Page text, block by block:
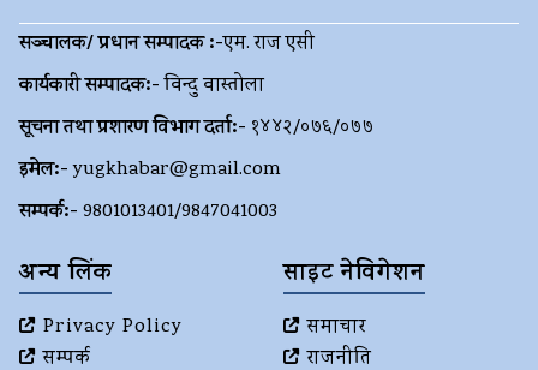
सञ्चालक/ प्रधान सम्पादक :-एम. राज एसी
कार्यकारी सम्पादक:-विन्दु वास्तोला
सूचना तथा प्रशारण विभाग दर्ता:- १४४२/०७६/०७७
इमेल:- yugkhabar@gmail.com
सम्पर्क:- 9801013401/9847041003
अन्य लिंक
Privacy Policy
सम्पर्क
साइट नेविगेशन
समाचार
राजनीति